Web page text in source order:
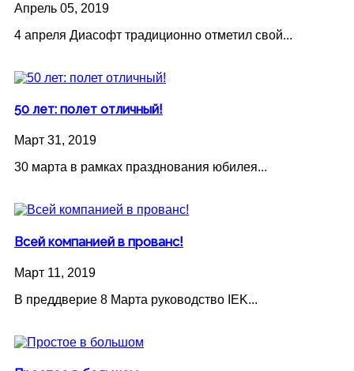
Апрель 05, 2019
4 апреля Диасофт традиционно отметил свой...
50 лет: полет отличный!
Март 31, 2019
30 марта в рамках празднования юбилея...
Всей компанией в прованс!
Март 11, 2019
В преддверие 8 Марта руководство IEK...